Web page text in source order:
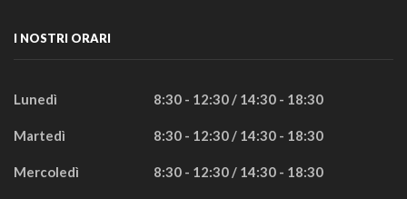
I NOSTRI ORARI
Lunedì 8:30 - 12:30 / 14:30 - 18:30
Martedì 8:30 - 12:30 / 14:30 - 18:30
Mercoledì 8:30 - 12:30 / 14:30 - 18:30